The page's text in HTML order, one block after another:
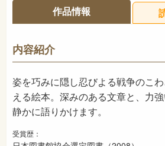
31ページ
ISBN 978-4-03-202720-4
NDC
発売日 2008年11月
作品情報
内容紹介
姿を巧みに隠し忍びよる戦争のこ
える絵本。深みのある文章と、力
静かに語りかけます。
受賞歴：